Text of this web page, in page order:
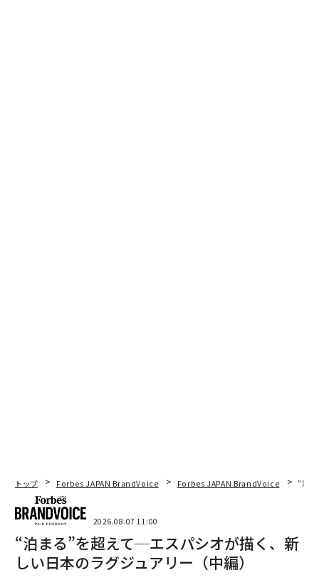
トップ Forbes JAPAN BrandVoice Forbes JAPAN BrandVoice “泊
2026.08.07 11:00
“泊まる”を超えて─エスパシオが描く、新
しい日本のラグジュアリー（中編）